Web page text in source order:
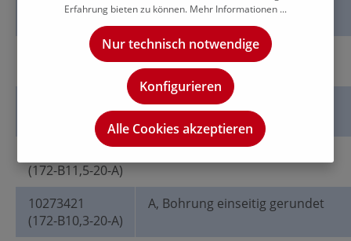
(172-B11-20-A)
A
(172-B11,8-20-A)
A
(172-B11,5-20-A)
10273421
(172-B10,3-20-A)
A, Bohrung einseitig gerundet
Erfahrung bieten zu können. Mehr Informationen ...
Nur technisch notwendige
Konfigurieren
Alle Cookies akzeptieren